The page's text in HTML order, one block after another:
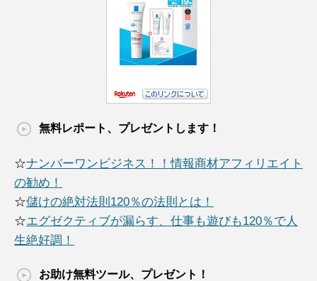
無料レポート、プレゼントします！
☆ナンバーワンビジネス！！情報商材アフィリエイト
の勧め！
☆儲けの絶対法則120％の法則とは！
☆エグゼクティブが漏らす、仕事も遊びも120％で人
生絶好調！
お助け無料ツール、プレゼント！